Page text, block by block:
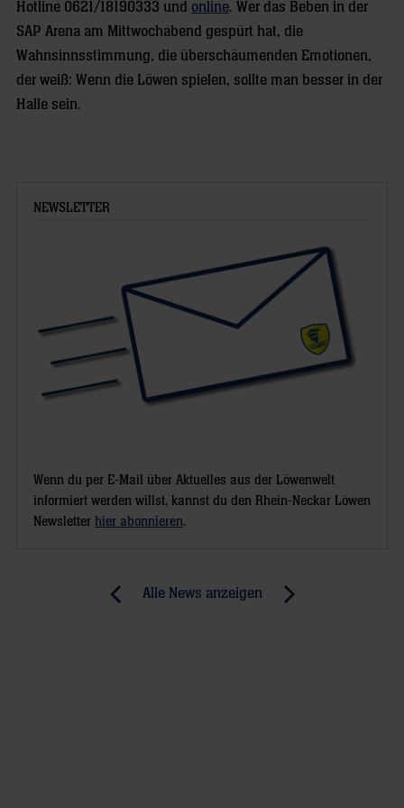
Hotline 0621/18190333 und online. Wer das Beben in der
SAP Arena am Mittwochabend gespürt hat, die
Wahnsinnsstimmung, die überschäumenden Emotionen,
der weiß: Wenn die Löwen spielen, sollte man besser in der
Halle sein.
NEWSLETTER
Wenn du per E-Mail über Aktuelles aus der Löwenwelt
informiert werden willst, kannst du den Rhein-Neckar Löwen
Newsletter hier abonnieren.
Alle News anzeigen